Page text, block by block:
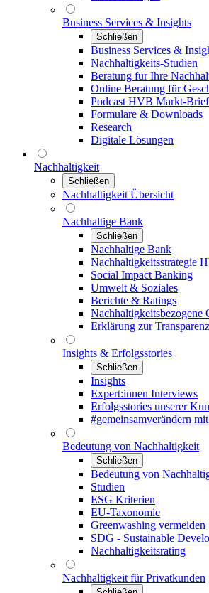
Business Services & Insights
Schließen
Business Services &
Nachhaltigkeits-Studien
Beratung für Ihre
Online Beratung für
Podcast HVB Markt-
Formulare & Downloads
Research
Digitale Lösungen
Nachhaltigkeit
Schließen
Nachhaltigkeit Übersicht
Nachhaltige Bank
Schließen
Nachhaltige Bank
Nachhaltigkeitsstrategie
Social Impact Banking
Umwelt & Soziales
Berichte & Ratings
Nachhaltigkeitsbezogene
Erklärung zur Transparenz
Insights & Erfolgsstories
Schließen
Insights
Expert:innen Interviews
Erfolgsstories unserer
#gemeinsamverändern
Bedeutung von Nachhaltigkeit
Schließen
Bedeutung von
Studien
ESG Kriterien
EU-Taxonomie
Greenwashing vermeiden
SDG - Sustainable
Nachhaltigkeitsrating
Nachhaltigkeit für Privatkunden